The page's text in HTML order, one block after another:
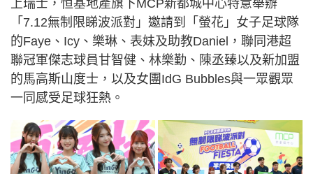
上瑞士，恒基地產旗下MCP新都城中心特意舉辦
「7.12無制限睇波派對」邀請到「螢花」女子足球隊
的Faye、Icy、樂琳、表妹及助教Daniel，聯同港超
聯冠軍傑志球員甘智健、林樂勤、陳丞臻以及新加盟
的馬高斯山度士，以及女團IdG Bubbles與一眾觀眾
一同感受足球狂熱。